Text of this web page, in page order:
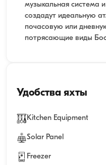
музыкальная система
создадут идеальную
почасовую или
потрясающие виды
Удобства яхты
Kitchen Equipment
Solar Panel
Freezer